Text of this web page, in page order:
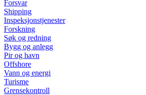
Forsvar
Shipping
Inspeksjonstjenester
Forskning
Søk og redning
Bygg og anlegg
Pir og havn
Offshore
Vann og energi
Turisme
Grensekontroll